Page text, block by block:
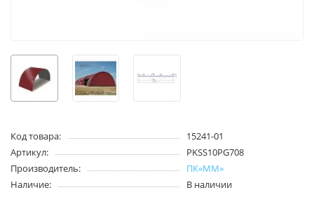
Код товара:
15241-01
Артикул:
PKSS10PG708
Производитель:
ПК«ММ»
Наличие:
В наличии